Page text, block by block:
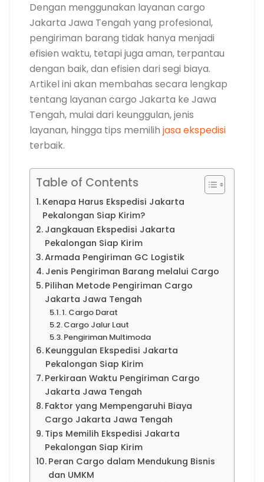
Dengan menggunakan layanan cargo
Jakarta Jawa Tengah yang profesional,
pengiriman barang tidak hanya menjadi
efisien waktu, tetapi juga aman, terpantau
dengan baik, dan efisien dari segi biaya.
Artikel ini akan membahas secara lengkap
tentang layanan cargo Jakarta ke Jawa
Tengah, mulai dari keunggulan, jenis
layanan, hingga tips memilih jasa ekspedisi
terbaik.
Table of Contents
Kenapa Harus Ekspedisi Jakarta
Pekalongan Siap Kirim?
Jangkauan Ekspedisi Jakarta
Pekalongan Siap Kirim
Armada Pengiriman GC Logistik
Jenis Pengiriman Barang melalui Cargo
Pilihan Metode Pengiriman Cargo
Jakarta Jawa Tengah
1. Cargo Darat
Cargo Jalur Laut
Pengiriman Multimoda
Keunggulan Ekspedisi Jakarta
Pekalongan Siap Kirim
Perkiraan Waktu Pengiriman Cargo
Jakarta Jawa Tengah
Faktor yang Mempengaruhi Biaya
Cargo Jakarta Jawa Tengah
Tips Memilih Ekspedisi Jakarta
Pekalongan Siap Kirim
Peran Cargo dalam Mendukung Bisnis
dan UMKM